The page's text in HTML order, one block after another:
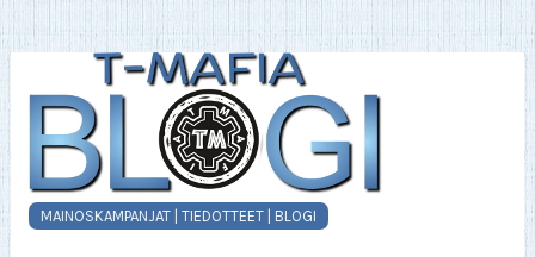
MAINOSKAMPANJAT | TIEDOTTEET | BLOGI